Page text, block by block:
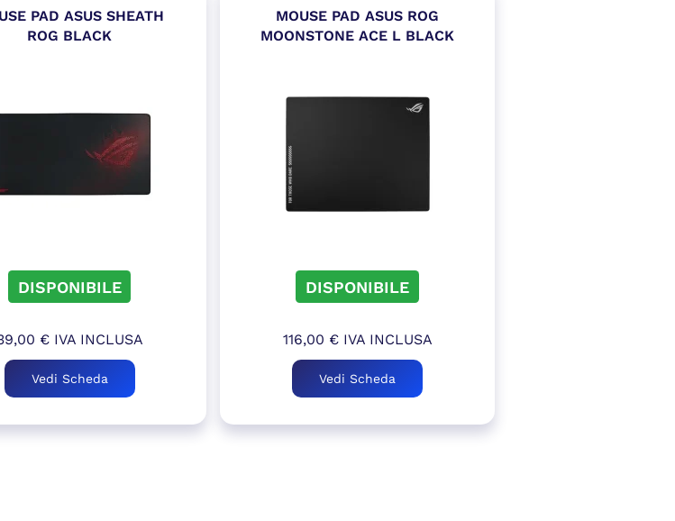
PAD ASUS SHEATH
ROG BLACK
DISPONIBILE
€IVA INCLUSA
Vedi Scheda
MOUSE PAD ASUS ROG
MOONSTONE ACE L BLACK
DISPONIBILE
116,00 €IVA INCLUSA
Vedi Scheda